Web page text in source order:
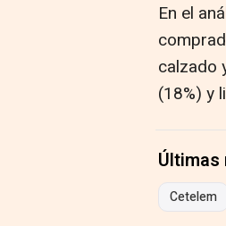
En el
calzado
(18%) y
Cetelem